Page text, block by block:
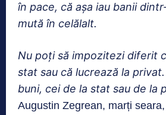
în pace, că așa iau banii
mută în celălalt.
Nu poți să impozitezi diferit
stat sau că lucrează la
buni, cei de la stat sau de la
Augustin Zegrean, marți